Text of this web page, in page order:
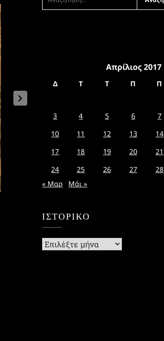
ΓΙΑ:
Απρίλιος 2017
Δ Τ Τ Π Π
3
4 5 6 7
10
11 12 13 14
17
18 19 20 21
24
25 26 27 28
« Μαρ
Μάι »
ΙΣΤΟΡΙΚΌ
Ιστορικό